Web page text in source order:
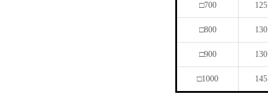
□700 125
□800 130
□900 130
□1000 145